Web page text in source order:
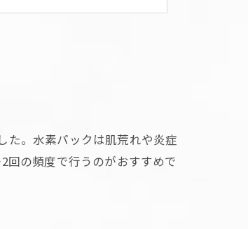
た。水素パックは肌荒れや炎症
回の頻度で行うのがおすすめで